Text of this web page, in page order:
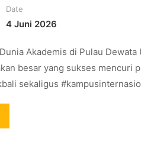
Date
4 Juni 2026
Akademis di Pulau
besar yang sukses mencuri
sekaligus